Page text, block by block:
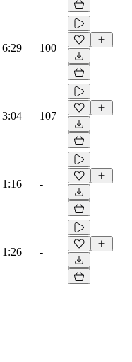
6:29 100
3:04 107
1:16 -
1:26 -